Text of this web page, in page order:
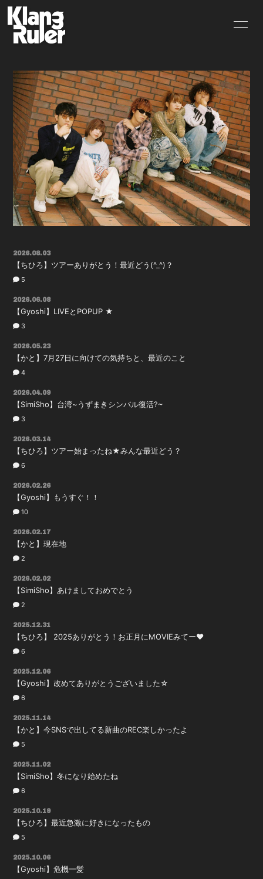
SCHEDULE PROFILE
VIDEO DISCOGRAPHY
GOODS BLOG
MOVIE RADIO
PHOTO Q&A
CONTACT
会員登録
2026.08.03
【ちひろ】ツアーありがとう！最近どう(^_^)？
5
2026.06.08
【Gyoshi】LIVEとPOPUP ★
3
2026.05.23
【かと】7月27日に向けての気持ちと、最近のこと
4
2026.04.09
【SimiSho】台湾~うずまきシンバル復活?~
3
2026.03.14
【ちひろ】ツアー始まったね★みんな最近どう？
6
2026.02.26
【Gyoshi】もうすぐ！！
10
2026.02.17
【かと】現在地
2
2026.02.02
【SimiSho】あけましておめでとう
2
2025.12.31
【ちひろ】 2025ありがとう！お正月にMOVIEみてー❤️
6
2025.12.06
【Gyoshi】改めてありがとうございました☆
6
2025.11.14
【かと】今SNSで出してる新曲のREC楽しかったよ
5
2025.11.02
【SimiSho】冬になり始めたね
6
2025.10.19
【ちひろ】最近急激に好きになったもの
5
2025.10.06
【Gyoshi】危機一髪